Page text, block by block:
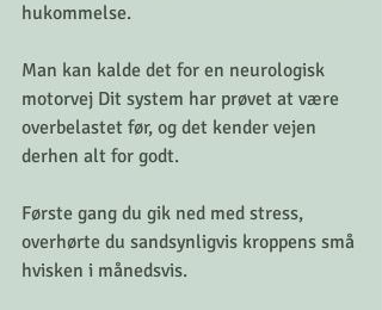
hukommelse.
Man kan kalde det for en neurologisk
motorvej Dit system har prøvet at være
overbelastet før, og det kender vejen
derhen alt for godt.
Første gang du gik ned med stress,
overhørte du sandsynligvis kroppens små
hvisken i månedsvis.